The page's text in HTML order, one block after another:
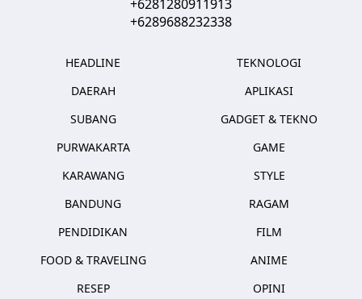
+6281280911913
+6289688232338
HEADLINE
DAERAH
SUBANG
PURWAKARTA
KARAWANG
BANDUNG
PENDIDIKAN
FOOD & TRAVELING
RESEP
TEKNOLOGI
APLIKASI
GADGET & TEKNO
GAME
STYLE
RAGAM
FILM
ANIME
OPINI